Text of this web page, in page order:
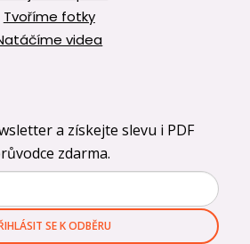
Tvoříme fotky
videa
a získejte slevu i PDF
zdarma.
SE K ODBĚRU